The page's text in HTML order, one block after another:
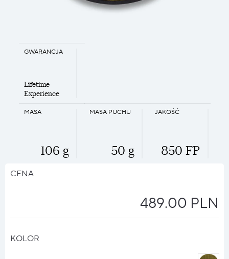
MASA
106 g
JAKOŚĆ
850 FP
MASA PUCHU
50 g
GWARANCJA
Lifetime
Experience
CENA
489.00 PLN
KOLOR